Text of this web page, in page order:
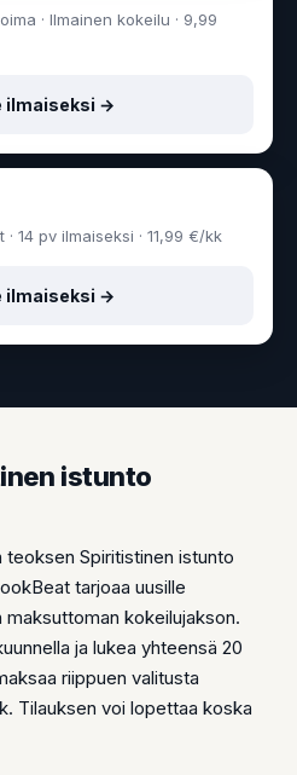
· Ilmainen kokeilu · 9,99
ilmaiseksi →
14 pv ilmaiseksi · 11,99 €/kk
ilmaiseksi →
istunto
teoksen Spiritistinen istunto
tarjoaa uusille
kokeilujakson.
ja lukea yhteensä 20
riippuen valitusta
Tilauksen voi lopettaa koska